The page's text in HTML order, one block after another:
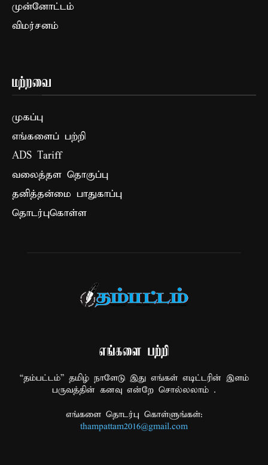
முன்னோட்டம்
விமர்சனம்
மற்றவை
முகப்பு
எங்களைப் பற்றி
ADS Tariff
வலைத்தள தொகுப்பு
தனித்தன்மை பாதுகாப்பு
தொடர்புகொள்ள
எங்களை பற்றி
“தம்பட்டம்” தமிழ் நாளேடு இது எங்கள் எடிட்டரின் இளம்
பருவத்தின் கனவு என்றே சொல்லலாம் .
எங்களை தொடர்பு கொள்ளுங்கள்:
thampattam2016@gmail.com